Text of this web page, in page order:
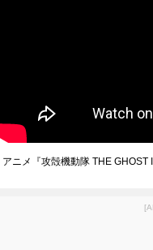
アニメ『攻殻機動隊 THE